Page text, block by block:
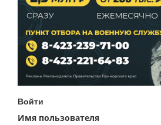
Войти
Имя пользователя